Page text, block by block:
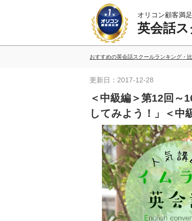
オリコン顧客満
英会話
おすすめの英会話スクールランキング・
更新日：2017-12-28
＜中級編＞第12回～
してみよう！」＜中